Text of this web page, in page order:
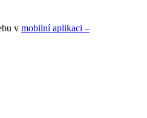
v mobilní aplikaci –